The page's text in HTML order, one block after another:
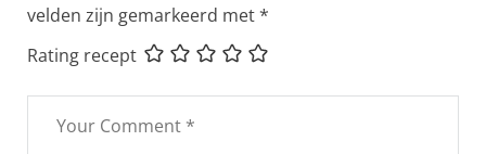
velden zijn gemarkeerd met*
Rating recept